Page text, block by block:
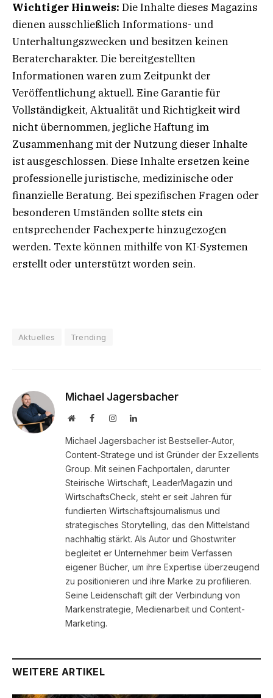
Wichtiger Hinweis: Die Inhalte dieses Magazins
dienen ausschließlich Informations- und
Unterhaltungszwecken und besitzen keinen
Beratercharakter. Die bereitgestellten
Informationen waren zum Zeitpunkt der
Veröffentlichung aktuell. Eine Garantie für
Vollständigkeit, Aktualität und Richtigkeit wird
nicht übernommen, jegliche Haftung im
Zusammenhang mit der Nutzung dieser Inhalte
ist ausgeschlossen. Diese Inhalte ersetzen keine
professionelle juristische, medizinische oder
finanzielle Beratung. Bei spezifischen Fragen oder
besonderen Umständen sollte stets ein
entsprechender Fachexperte hinzugezogen
werden. Texte können mithilfe von KI-Systemen
erstellt oder unterstützt worden sein.
Aktuelles Trending
Michael Jagersbacher
WebsiteFacebookInstagramLinkedIn
Michael Jagersbacher ist Bestseller-Autor,
Content-Stratege und ist Gründer der Exzellents
Group. Mit seinen Fachportalen, darunter
Steirische Wirtschaft, LeaderMagazin und
WirtschaftsCheck, steht er seit Jahren für
fundierten Wirtschaftsjournalismus und
strategisches Storytelling, das den Mittelstand
nachhaltig stärkt. Als Autor und Ghostwriter
begleitet er Unternehmer beim Verfassen
eigener Bücher, um ihre Expertise überzeugend
zu positionieren und ihre Marke zu profilieren.
Seine Leidenschaft gilt der Verbindung von
Markenstrategie, Medienarbeit und Content-
Marketing.
WEITERE ARTIKEL